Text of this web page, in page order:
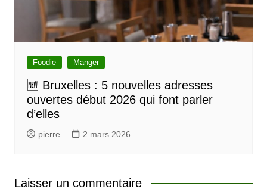
Foodie Manger
🆕 Bruxelles : 5 nouvelles adresses
ouvertes début 2026 qui font parler
d’elles
pierre 2 mars 2026
Laisser un commentaire